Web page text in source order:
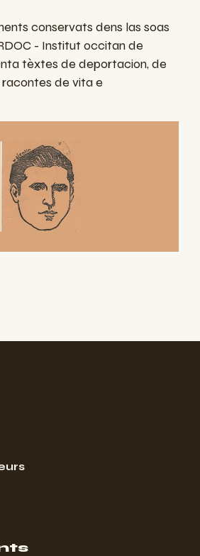
conservats dens las soas
- Institut occitan de
tèxtes de deportacion, de
racontes de vita e